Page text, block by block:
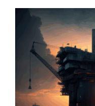
Ölpreise bleiben
sorgen für
Alaska HeizölNews